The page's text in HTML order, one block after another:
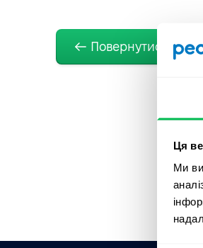
Ця
Ми
Повернутися на